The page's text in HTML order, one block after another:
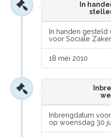
In
In handen gesteld
voor Sociale
18 mei 2010
Inbrengdatum
op woensdag 30